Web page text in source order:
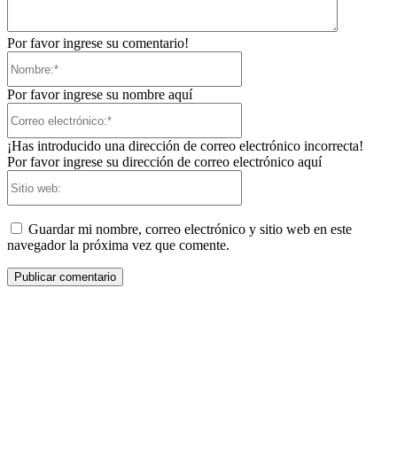
Por favor ingrese su comentario!
Por favor ingrese su nombre aquí
¡Has introducido una dirección de correo electrónico incorrecta!
Por favor ingrese su dirección de correo electrónico aquí
Guardar mi nombre, correo electrónico y sitio web en este
navegador la próxima vez que comente.